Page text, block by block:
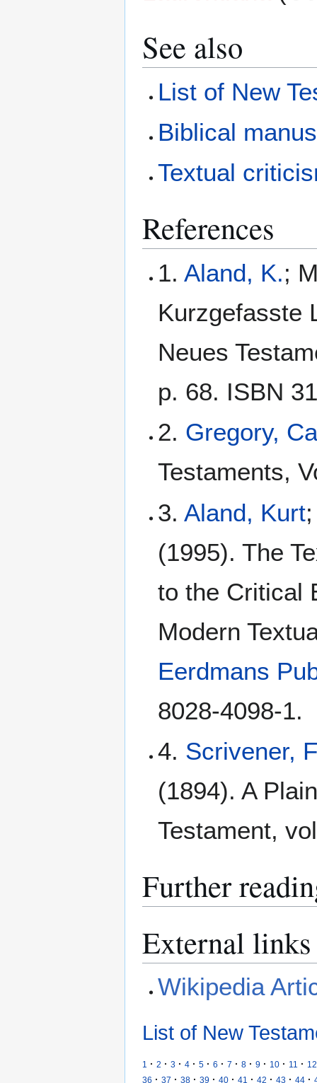
See also
List of New
Biblical
Textual
References
1. Aland, K.;
Kurzgefasste
Neues
p. 68. ISBN
2. Gregory,
Testaments,
3. Aland, Kurt
(1995). The
to the Critical
Modern
Eerdmans
8028-4098-1.
4. Scrivener,
(1894). A
Testament,
Further
External links
Wikipedia
List of New
1 · 2 · 3 · 4 · 5 · 6 · 7 · 8 · 9 · 10 · 11 · 12
36 · 37 · 38 · 39 · 40 · 41 · 42 · 43 · 44 ·